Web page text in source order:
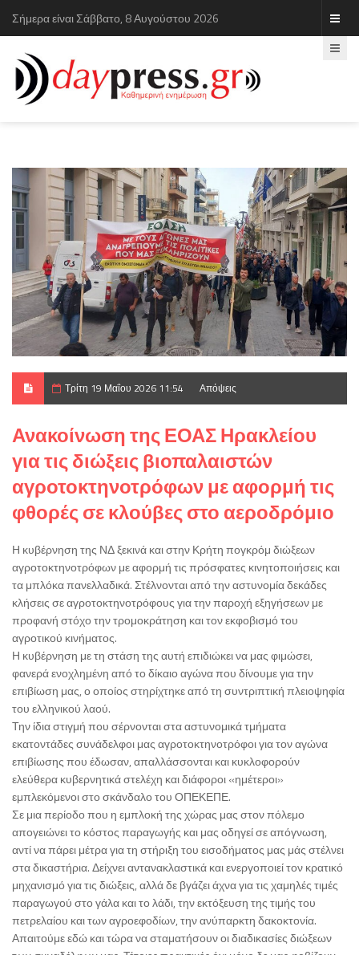
Σήμερα είναι Σάββατο, 8 Αυγούστου 2026
Τρίτη 19 Μαΐου 2026 11:54 Απόψεις
Ανακοίνωση της ΕΟΑΣ Ηρακλείου
για τις διώξεις βιοπαλαιστών
αγροτοκτηνοτρόφων με αφορμή τις
φθορές σε κλούβες στο αεροδρόμιο
Η κυβέρνηση της ΝΔ ξεκινά και στην Κρήτη πογκρόμ διώξεων
αγροτοκτηνοτρόφων με αφορμή τις πρόσφατες κινητοποιήσεις και
τα μπλόκα πανελλαδικά. Στέλνονται από την αστυνομία δεκάδες
κλήσεις σε αγροτοκτηνοτρόφους για την παροχή εξηγήσεων με
προφανή στόχο την τρομοκράτηση και τον εκφοβισμό του
αγροτικού κινήματος.
Η κυβέρνηση με τη στάση της αυτή επιδιώκει να μας φιμώσει,
φανερά ενοχλημένη από το δίκαιο αγώνα που δίνουμε για την
επιβίωση μας, ο οποίος στηρίχτηκε από τη συντριπτική πλειοψηφία
του ελληνικού λαού.
Την ίδια στιγμή που σέρνονται στα αστυνομικά τμήματα
εκατοντάδες συνάδελφοι μας αγροτοκτηνοτρόφοι για τον αγώνα
επιβίωσης που έδωσαν, απαλλάσσονται και κυκλοφορούν
ελεύθερα κυβερνητικά στελέχη και διάφοροι «ημέτεροι»
εμπλεκόμενοι στο σκάνδαλο του ΟΠΕΚΕΠΕ.
Σε μια περίοδο που η εμπλοκή της χώρας μας στον πόλεμο
απογειώνει το κόστος παραγωγής και μας οδηγεί σε απόγνωση,
αντί να πάρει μέτρα για τη στήριξη του εισοδήματος μας μάς στέλνει
στα δικαστήρια. Δείχνει αντανακλαστικά και ενεργοποιεί τον κρατικό
μηχανισμό για τις διώξεις, αλλά δε βγάζει άχνα για τις χαμηλές τιμές
παραγωγού στο γάλα και το λάδι, την εκτόξευση της τιμής του
πετρελαίου και των αγροεφοδίων, την ανύπαρκτη δακοκτονία.
Απαιτούμε εδώ και τώρα να σταματήσουν οι διαδικασίες διώξεων